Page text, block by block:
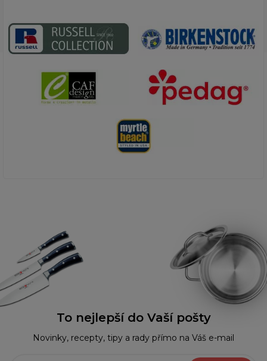
To nejlepší do Vaší pošty
Novinky, recepty, tipy a rady přímo na Váš e-mail